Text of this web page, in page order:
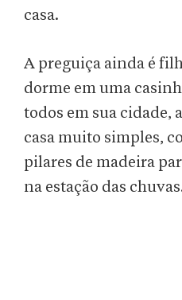
casa.
A preguiça ainda é
dorme em uma
todos em sua cidade,
casa muito simples,
pilares de madeira
na estação das